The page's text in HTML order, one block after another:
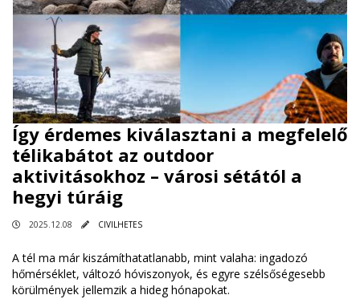
Így érdemes kiválasztani a megfelelő
télikabátot az outdoor
aktivitásokhoz – városi sétától a
hegyi túráig
2025.12.08 CIVILHETES
A tél ma már kiszámíthatatlanabb, mint valaha: ingadozó
hőmérséklet, változó hóviszonyok, és egyre szélsőségesebb
körülmények jellemzik a hideg hónapokat.